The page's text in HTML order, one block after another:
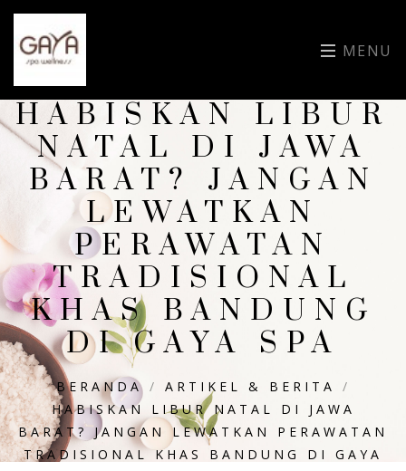
MENU
HABISKAN LIBUR
NATAL DI JAWA
BARAT? JANGAN
LEWATKAN
PERAWATAN
TRADISIONAL
KHAS BANDUNG
DI GAYA SPA
BERANDA / ARTIKEL & BERITA
/
HABISKAN LIBUR NATAL DI JAWA
BARAT? JANGAN LEWATKAN PERAWATAN
TRADISIONAL KHAS BANDUNG DI GAYA